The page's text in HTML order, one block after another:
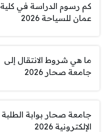
كم رسوم الدراسة في كلية
عمان للسياحة 2026
ما هي شروط الانتقال إلى
جامعة صحار 2026
جامعة صحار بوابة الطلبة
الإلكترونية 2026